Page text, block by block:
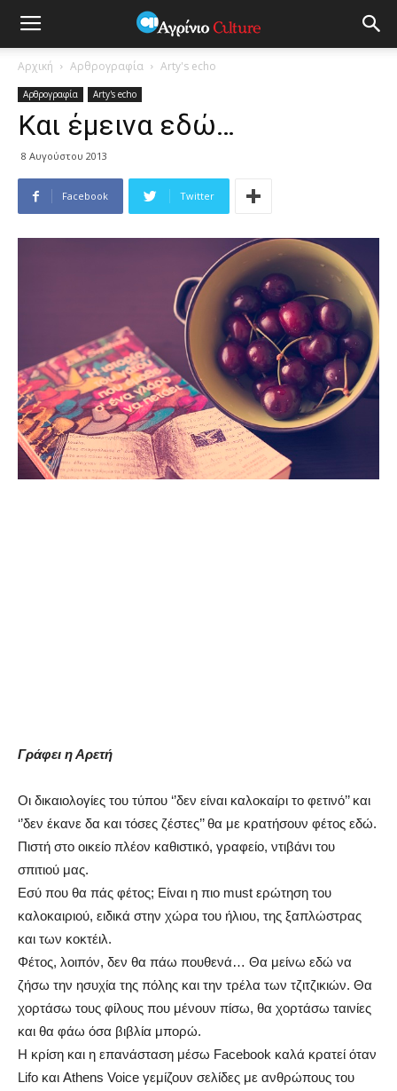
Αρχική Αρθρογραφία Arty's echo
Αρθρογραφία Arty's echo
Και έμεινα εδώ…
8 Αυγούστου 2013
Facebook Twitter
Γράφει η Αρετή
Οι δικαιολογίες του τύπου ‘’δεν είναι καλοκαίρι το φετινό’’ και
‘’δεν έκανε δα και τόσες ζέστες’’ θα με κρατήσουν φέτος εδώ.
Πιστή στο οικείο πλέον καθιστικό, γραφείο, ντιβάνι του
σπιτιού μας.
Εσύ που θα πάς φέτος; Είναι η πιο must ερώτηση του
καλοκαιριού, ειδικά στην χώρα του ήλιου, της ξαπλώστρας
και των κοκτέιλ.
Φέτος, λοιπόν, δεν θα πάω πουθενά… Θα μείνω εδώ να
ζήσω την ησυχία της πόλης και την τρέλα των τζιτζικιών. Θα
χορτάσω τους φίλους που μένουν πίσω, θα χορτάσω ταινίες
και θα φάω όσα βιβλία μπορώ.
Η κρίση και η επανάσταση μέσω Facebook καλά κρατεί όταν
Lifo και Athens Voice γεμίζουν σελίδες με ανθρώπους του